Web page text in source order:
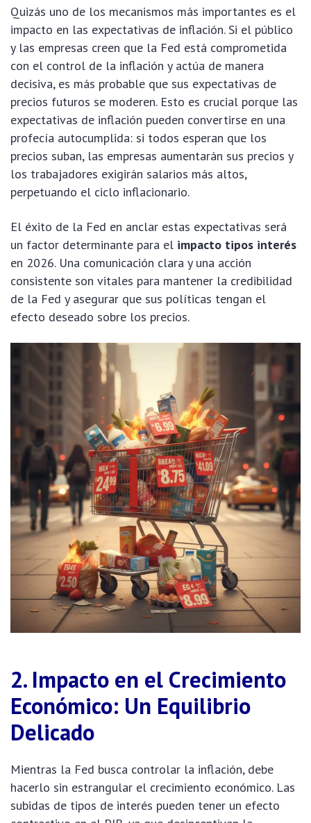
Quizás uno de los mecanismos más importantes es el
impacto en las expectativas de inflación. Si el público
y las empresas creen que la Fed está comprometida
con el control de la inflación y actúa de manera
decisiva, es más probable que sus expectativas de
precios futuros se moderen. Esto es crucial porque las
expectativas de inflación pueden convertirse en una
profecía autocumplida: si todos esperan que los
precios suban, las empresas aumentarán sus precios y
los trabajadores exigirán salarios más altos,
perpetuando el ciclo inflacionario.
El éxito de la Fed en anclar estas expectativas será
un factor determinante para el impacto tipos interés
en 2026. Una comunicación clara y una acción
consistente son vitales para mantener la credibilidad
de la Fed y asegurar que sus políticas tengan el
efecto deseado sobre los precios.
2. Impacto en el Crecimiento
Económico: Un Equilibrio
Delicado
Mientras la Fed busca controlar la inflación, debe
hacerlo sin estrangular el crecimiento económico. Las
subidas de tipos de interés pueden tener un efecto